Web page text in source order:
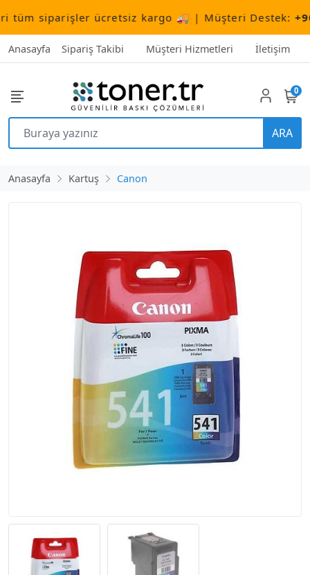
siparişler ücretsiz kargo 🚚 | Müşteri Destek:+90
Anasayfa Sipariş Takibi Müşteri Hizmetleri İletişim
ARA
0
Anasayfa Kartuş Canon